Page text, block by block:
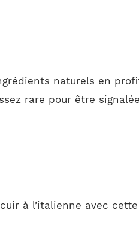
naturels en
rare pour être
à l’italienne avec